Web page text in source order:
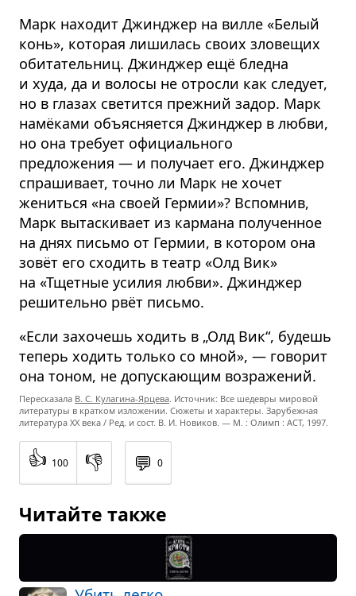
Марк находит Джинджер на вилле «Белый
конь», которая лишилась своих зловещих
обитательниц. Джинджер ещё бледна
и худа, да и волосы не отросли как следует,
но в глазах светится прежний задор. Марк
намёками объясняется Джинджер в любви,
но она требует официального
предложения — и получает его. Джинджер
спрашивает, точно ли Марк не хочет
жениться «на своей Гермии»? Вспомнив,
Марк вытаскивает из кармана полученное
на днях письмо от Гермии, в котором она
зовёт его сходить в театр «Олд Вик»
на «Тщетные усилия любви». Джинджер
решительно рвёт письмо.
«Если захочешь ходить в „Олд Вик“, будешь
теперь ходить только со мной», — говорит
она тоном, не допускающим возражений.
Пересказала В. С. Кулагина-Ярцева. Источник: Все шедевры мировой
литературы в кратком изложении. Сюжеты и характеры. Зарубежная
литература XX века / Ред. и сост. В. И. Новиков. — М. : Олимп : ACT, 1997.
👍 100 👎 💬 0
Читайте также